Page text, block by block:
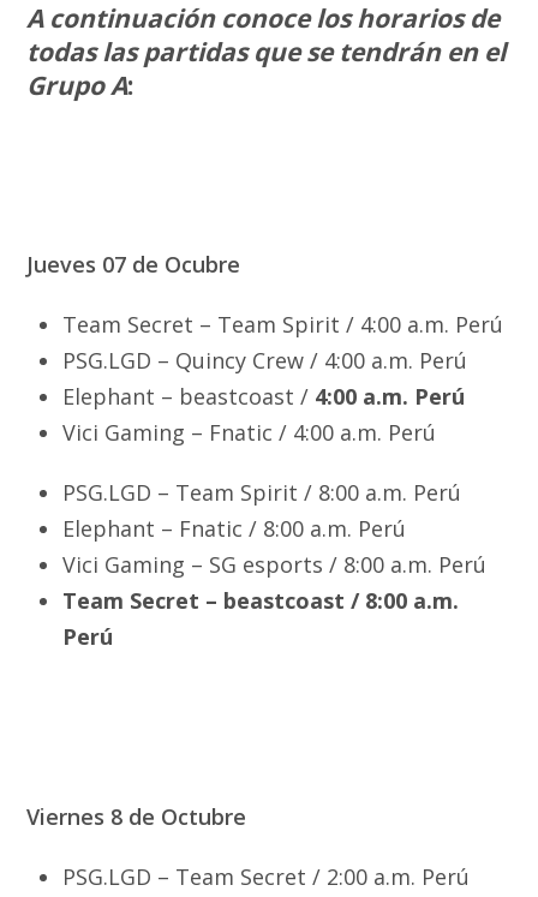
A continuación conoce los horarios de
todas las partidas que se tendrán en el
Grupo A:
Jueves 07 de Ocubre
Team Secret – Team Spirit / 4:00 a.m. Perú
PSG.LGD – Quincy Crew / 4:00 a.m. Perú
Elephant – beastcoast / 4:00 a.m. Perú
Vici Gaming – Fnatic / 4:00 a.m. Perú
PSG.LGD – Team Spirit / 8:00 a.m. Perú
Elephant – Fnatic / 8:00 a.m. Perú
Vici Gaming – SG esports / 8:00 a.m. Perú
Team Secret – beastcoast / 8:00 a.m.
Perú
Viernes 8 de Octubre
PSG.LGD – Team Secret / 2:00 a.m. Perú